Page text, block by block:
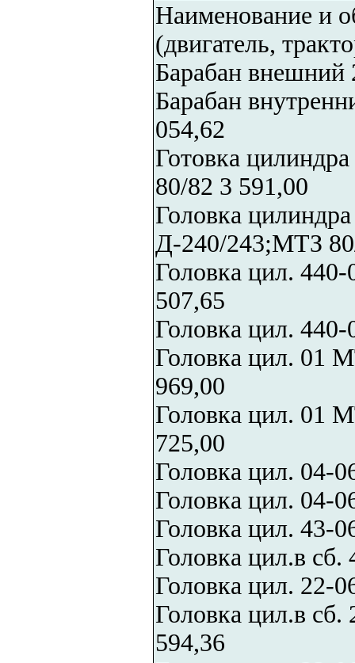
Наименование и
(двигатель,
Барабан
Барабан
054,62
Готовка
80/82 3 591,00
Головка
Д-240/243;МТЗ
Головка цил.
507,65
Головка цил.
Головка цил. 01
969,00
Головка цил. 01
725,00
Головка цил. 04-
Головка цил. 04-
Головка цил. 43-
Головка цил.в
Головка цил. 22-
Головка цил.в
594,36